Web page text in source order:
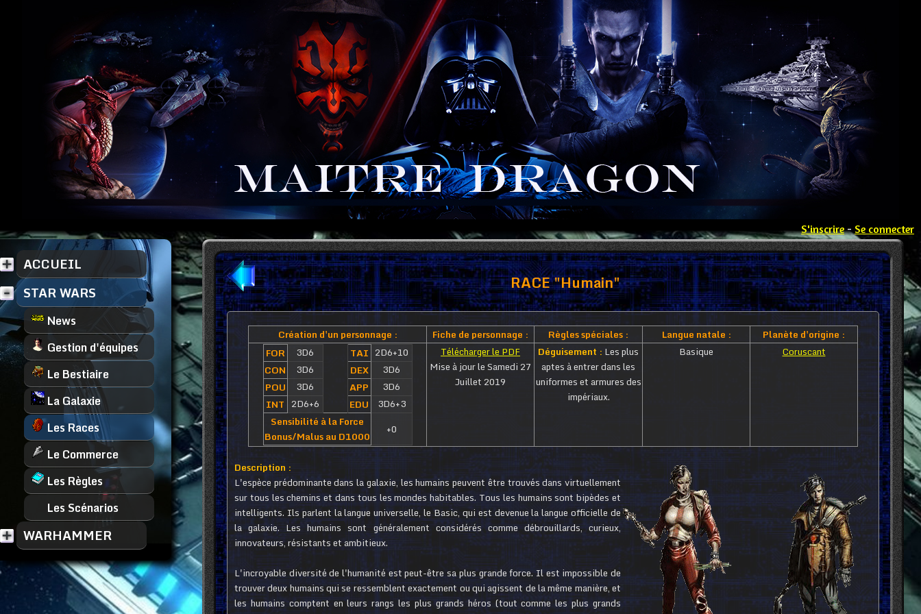
ACCUEIL
STAR WARS
News
Gestion d'équipes
Le Bestiaire
La Galaxie
Les Races
Le Commerce
Les Règles
Les Scénarios
WARHAMMER
S'inscrire-Se connecter
RACE "Humain"
Création d'un personnage : Fiche de personnage : Règles spéciales : Langue natale :
Planète d'origine :
FOR
3D6 TAI 2D6+10
CON
3D6 DEX
3D6
POU
3D6 APP
3D6
INT 2D6+6 EDU
3D6+3
Sensibilité à la Force
Bonus/Malus au D1000
+0
Télécharger le PDF
Mise à jour le Samedi 27
Juillet 2019
Déguisement : Les plus
aptes à entrer dans les
uniformes et armures des
impériaux.
Basique Coruscant
Description :
L'espèce prédominante dans la galaxie, les humains peuvent être trouvés dans virtuellement
sur tous les chemins et dans tous les mondes habitables. Tous les humains sont bipèdes et
intelligents. Ils parlent la langue universelle, le Basic, qui est devenue la langue officielle de
la galaxie. Les humains sont généralement considérés comme débrouillards, curieux,
innovateurs, résistants et ambitieux.
L'incroyable diversité de l'humanité est peut-être sa plus grande force. Il est impossible de
trouver deux humains qui se ressemblent exactement ou qui agissent de la même manière, et
les humains comptent en leurs rangs les plus grands héros (tout comme les plus grands